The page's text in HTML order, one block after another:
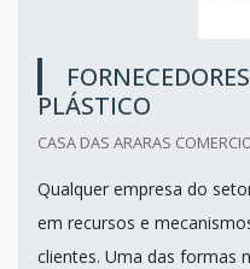
PLÁSTICO
CASA DAS ARARAS
Qualquer empresa do
em recursos e
clientes. Uma das formas